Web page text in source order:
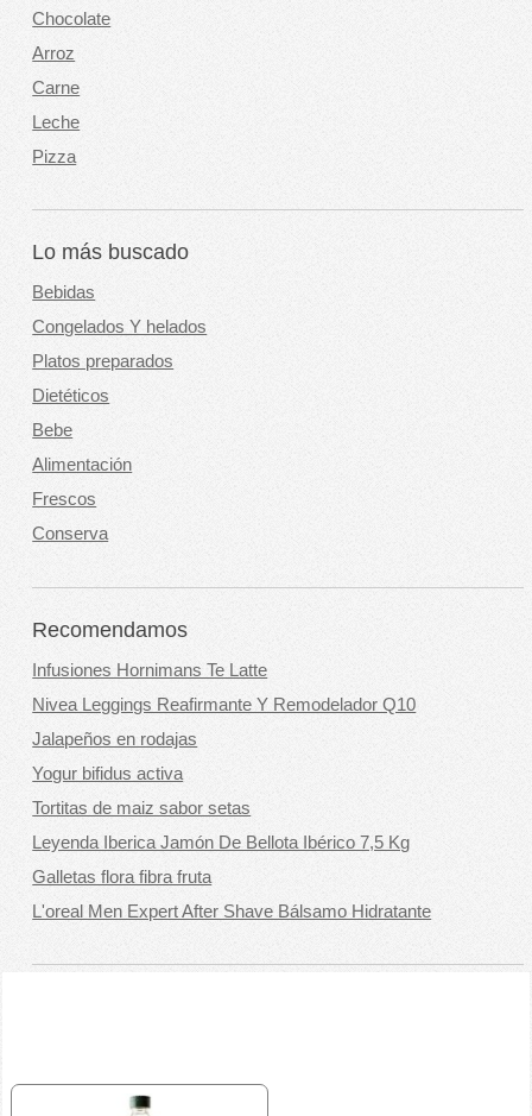
Chocolate
Arroz
Carne
Leche
Pizza
Lo más buscado
Bebidas
Congelados Y helados
Platos preparados
Dietéticos
Bebe
Alimentación
Frescos
Conserva
Recomendamos
Infusiones Hornimans Te Latte
Nivea Leggings Reafirmante Y Remodelador Q10
Jalapeños en rodajas
Yogur bifidus activa
Tortitas de maiz sabor setas
Leyenda Iberica Jamón De Bellota Ibérico 7,5 Kg
Galletas flora fibra fruta
L'oreal Men Expert After Shave Bálsamo Hidratante